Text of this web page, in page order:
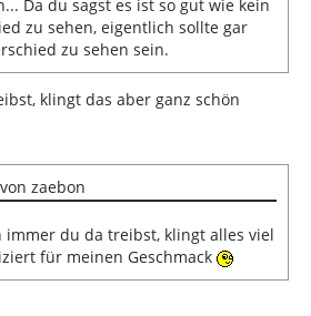
Da du sagst es ist so gut wie kein
zu sehen, eigentlich sollte gar
zu sehen sein.
klingt das aber ganz schön
zaebon
immer du da treibst, klingt alles viel
für meinen Geschmack